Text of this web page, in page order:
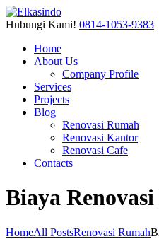
Hubungi Kami! 0814-1053-9383
Home
About Us
Company Profile
Services
Projects
Blog
Renovasi Rumah
Renovasi Kantor
Renovasi Cafe
Contacts
Biaya
HomeAll PostsRenovasi Rumah